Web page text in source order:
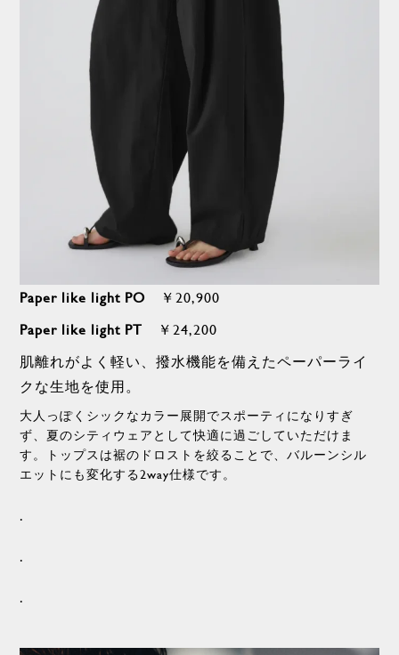
Paper like light PO ￥20,900
Paper like light PT
￥24,200
肌離れがよく軽い、撥水機能を備えたペーパーライ
クな生地を使用。
大人っぽくシックなカラー展開でスポーティになりすぎ
ず、夏のシティウェアとして快適に過ごしていただけま
す。トップスは裾のドロストを絞ることで、バルーンシル
エットにも変化する2way仕様です。
.
.
.